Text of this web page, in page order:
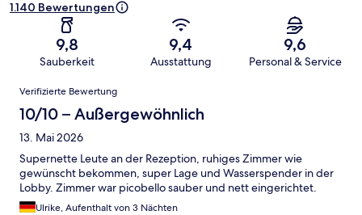
1.140 Bewertungen
9,8
Sauberkeit
9,4
Ausstattung
9,6
Personal & Service
Bewertungen
Verifizierte Bewertung
10/10 – Außergewöhnlich
13. Mai 2026
Supernette Leute an der Rezeption, ruhiges Zimmer wie
gewünscht bekommen, super Lage und Wasserspender in der
Lobby. Zimmer war picobello sauber und nett eingerichtet.
Ulrike, Aufenthalt von 3 Nächten